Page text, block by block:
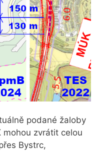
podané žaloby
mohou zvrátit celou
Bystrc,